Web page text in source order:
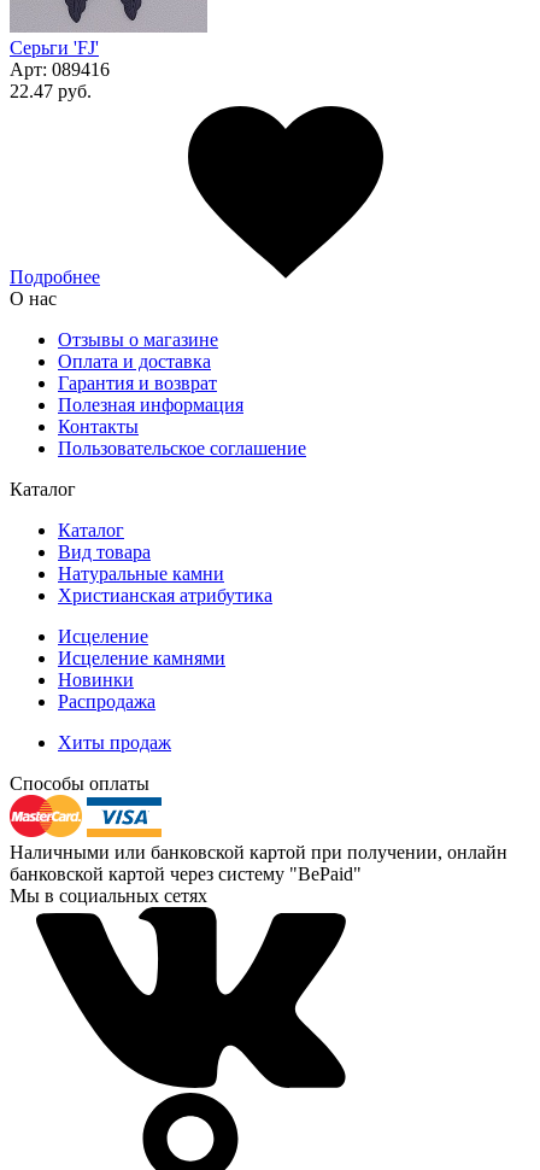
Серьги 'FJ'
Арт: 089416
22.47 руб.
Подробнее
О нас
Отзывы о магазине
Оплата и доставка
Гарантия и возврат
Полезная информация
Контакты
Пользовательское соглашение
Каталог
Каталог
Вид товара
Натуральные камни
Христианская атрибутика
Исцеление
Исцеление камнями
Новинки
Распродажа
Хиты продаж
Способы оплаты
Наличными или банковской картой при получении, онлайн
банковской картой через систему "BePaid"
Мы в социальных сетях